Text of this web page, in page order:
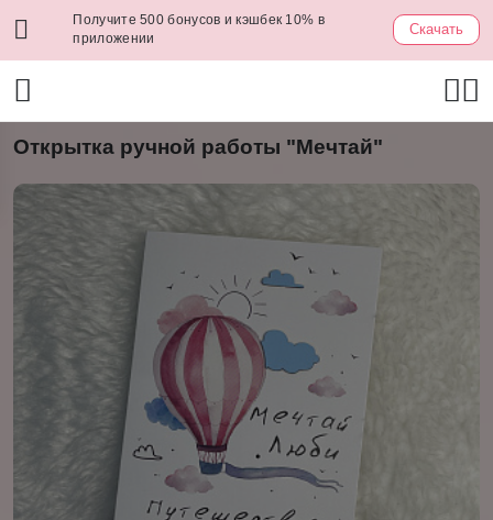
Получите 500 бонусов и кэшбек 10% в
приложении
Скачать
Открытка ручной работы "Мечтай"